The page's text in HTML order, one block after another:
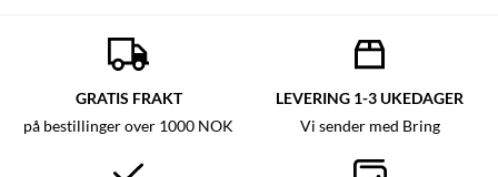
GRATIS FRAKT
på bestillinger over 1000 NOK
LEVERING 1-3 UKEDAGER
Vi sender med Bring